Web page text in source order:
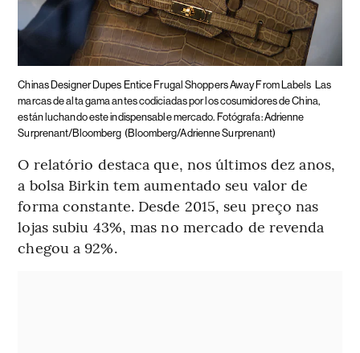
Chinas Designer Dupes Entice Frugal Shoppers Away From Labels
Las
marcas de alta gama antes codiciadas por los cosumidores de China,
están luchando este indispensable mercado. Fotógrafa: Adrienne
Surprenant/Bloomberg (Bloomberg/Adrienne Surprenant)
O relatório destaca que, nos últimos dez anos,
a bolsa Birkin tem aumentado seu valor de
forma constante. Desde 2015, seu preço nas
lojas subiu 43%, mas no mercado de revenda
chegou a 92%.